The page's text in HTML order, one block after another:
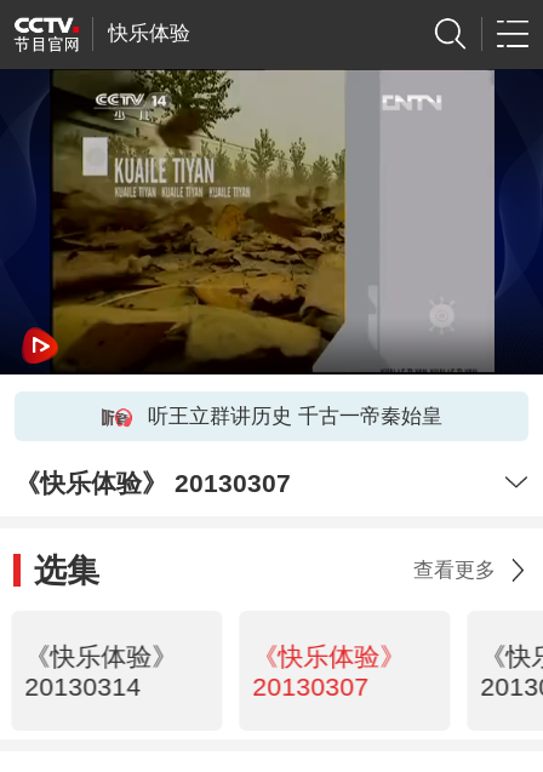
快乐体验
听王立群讲历史 千古一帝秦始皇
《快乐体验》 20130307
选集 查看更多
《快乐体验》
20130314
《快乐体验》
20130307
《